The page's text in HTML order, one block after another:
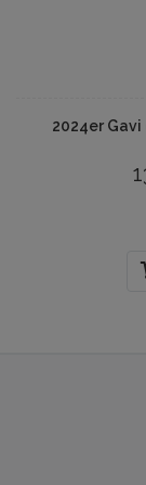
2024er Gavi